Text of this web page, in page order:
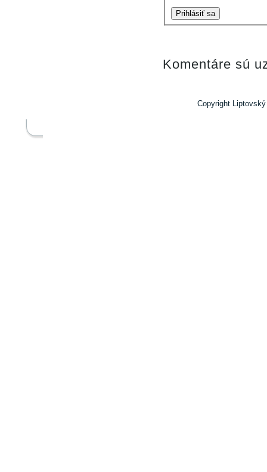
Prihlásiť sa
Komentáre sú
Copyright